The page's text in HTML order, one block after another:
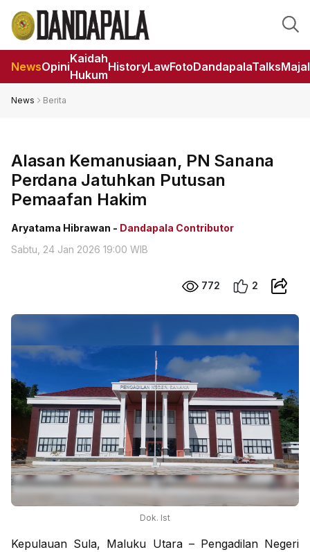
NewsOpini
Kaidah
Hukum
HistoryLawFotoDandapalaTalks
News Berita
Alasan Kemanusiaan, PN Sanana
Perdana Jatuhkan Putusan
Pemaafan Hakim
Aryatama Hibrawan - Dandapala Contributor
Sabtu, 24 Jan 2026 19:00 WIB
772 2
Dok. Ist
Kepulauan Sula, Maluku Utara – Pengadilan Negeri